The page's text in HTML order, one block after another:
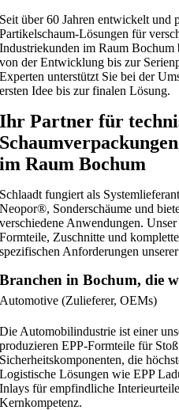
Seit über 60 Jahren entwickelt und
Partikelschaum-Lösungen für
Industriekunden im Raum Bochum
von der Entwicklung bis zur
Experten unterstützt Sie bei der
ersten Idee bis zur finalen Lösung.
Ihr Partner für
im Raum Bochum
Schlaadt fungiert als
Neopor®, Sonderschäume und
verschiedene Anwendungen.
Formteile, Zuschnitte und
spezifischen Anforderungen
Branchen in Bochum, die
Automotive (Zulieferer, OEMs)
Die Automobilindustrie ist einer
produzieren EPP-Formteile für
Sicherheitskomponenten, die
Logistische Lösungen wie EPP
Inlays für empfindliche
Kernkompetenz.